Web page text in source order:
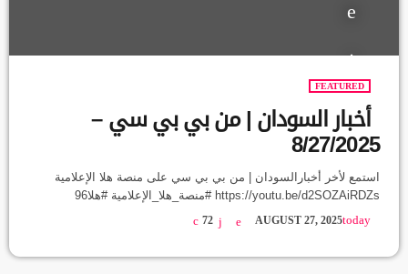
FEATURED
أخبار السودان | من بي بي سي –
8/27/2025
استمع لأخر أخبارالسودان | من بي بي سي على منصة هلا الإعلامية
https://youtu.be/d2SOZAiRDZs #منصة_هلا_الإعلامية #هلا96
today
AUGUST 27, 2025
72